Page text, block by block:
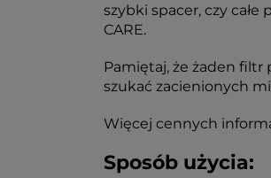
szybki spacer, czy
CARE.
Pamiętaj, że żaden filtr
szukać zacienionych
Więcej cennych
Sposób użycia: